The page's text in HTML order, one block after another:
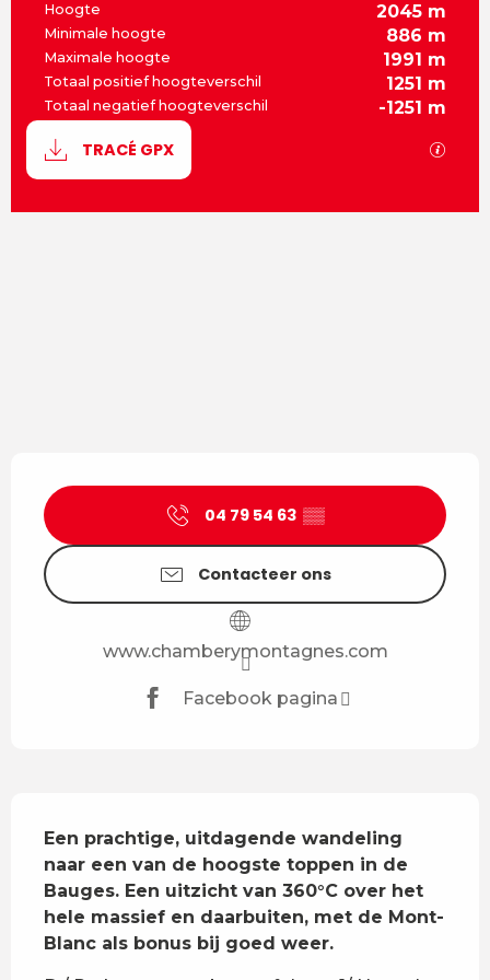
Hoogte 2045 m
Minimale hoogte 886 m
Maximale hoogte 1991 m
Totaal positief hoogteverschil 1251 m
Totaal negatief hoogteverschil -1251 m
Documentatie
TRACÉ GPX Met
04 79 54 63 ▒▒
Contacteer ons
www.chamberymontagnes.com
Facebook pagina
Een prachtige, uitdagende wandeling
naar een van de hoogste toppen in de
Bauges. Een uitzicht van 360°C over het
hele massief en daarbuiten, met de Mont-
Blanc als bonus bij goed weer.